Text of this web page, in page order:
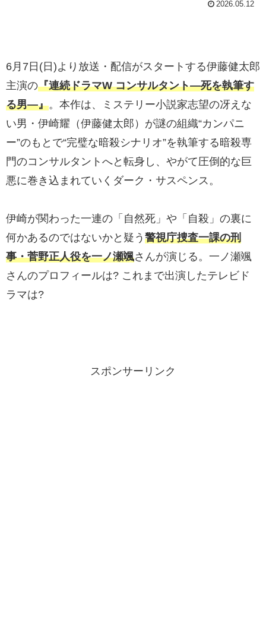
2026.05.12
6月7日(日)より放送・配信がスタートする伊藤健太郎
主演の『連続ドラマW コンサルタント―死を執筆す
る男―』。本作は、ミステリー小説家志望の冴えな
い男・伊崎耀（伊藤健太郎）が謎の組織“カンパニ
ー”のもとで“完璧な暗殺シナリオ”を執筆する暗殺専
門のコンサルタントへと転身し、やがて圧倒的な巨
悪に巻き込まれていくダーク・サスペンス。
伊崎が関わった一連の「自然死」や「自殺」の裏に
何かあるのではないかと疑う 警視庁捜査一課の刑
事・菅野正人役を一ノ瀬颯さんが演じる。一ノ瀬颯
さんのプロフィールは? これまで出演したテレビド
ラマは?
スポンサーリンク